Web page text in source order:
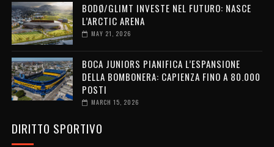
BODØ/GLIMT INVESTE NEL FUTURO: NASCE
L’ARCTIC ARENA
MAY 21, 2026
BOCA JUNIORS PIANIFICA L’ESPANSIONE
DELLA BOMBONERA: CAPIENZA FINO A 80.000
POSTI
MARCH 15, 2026
DIRITTO SPORTIVO